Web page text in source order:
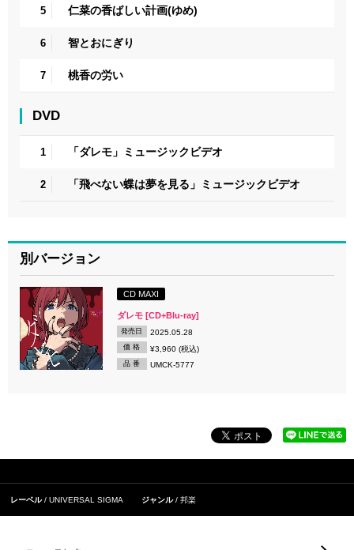
5 仁菜の香ばしい計画(ゆめ)
6 智とおにぎり
7 桃香の労い
DVD
1 「ダレモ」ミュージックビデオ
2 「飛べない蝶は夢を見る」ミュージックビデオ
別バージョン
CD MAXI
ダレモ [CD+Blu-ray]
発売日 2025.05.28
価 格 ¥3,960 (税込)
品 番 UMCK-5777
レーベル UNIVERSAL SIGMA ジャンル 邦楽